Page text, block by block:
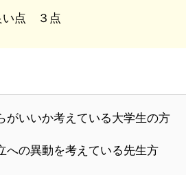
い点 ３点
がいいか考えている大学生の方
への異動を考えている先生方